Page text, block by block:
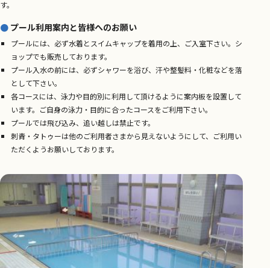
す。
プール利用案内と皆様へのお願い
プールには、必ず水着とスイムキャップを着用の上、ご入室下さい。シ
ョップでも販売しております。
プール入水の前には、必ずシャワーを浴び、汗や整髪料・化粧などを落
として下さい。
各コースには、泳力や目的別に利用して頂けるように案内板を設置して
います。ご自身の泳力・目的に合ったコースをご利用下さい。
プールでは飛び込み、追い越しは禁止です。
刺青・タトゥーは他のご利用者さまから見えないようにして、ご利用い
ただくようお願いしております。